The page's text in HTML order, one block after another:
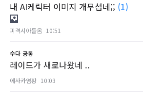
내 AI케릭터 이미지 개무섭네;; (1)
피격시아들옴 10:51
수다 공통
레이드가 새로나왔네 ..
에사카염황 10:03